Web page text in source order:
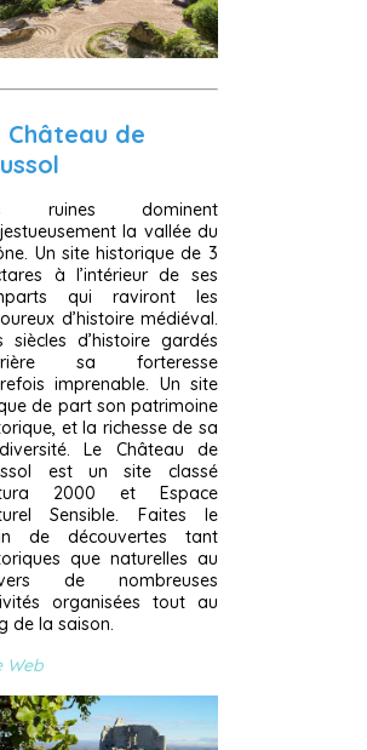
Château de
ruines dominent
la vallée du
Un site historique de 3
à l’intérieur de ses
qui raviront les
d’histoire médiéval.
siècles d’histoire gardés
sa forteresse
imprenable. Un site
de part son patrimoine
et la richesse de sa
Le Château de
est un site classé
2000 et Espace
Sensible. Faites le
de découvertes tant
que naturelles au
de nombreuses
organisées tout au
de la saison.
Web